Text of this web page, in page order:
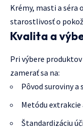
Krémy, masti a séra
starostlivosť o
Kvalita a
Pri výbere
zamerať sa na:
Pôvod suroviny a
Metódu extrakcie
Štandardizáciu